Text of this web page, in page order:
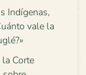
Indígenas,
vale la
Corte